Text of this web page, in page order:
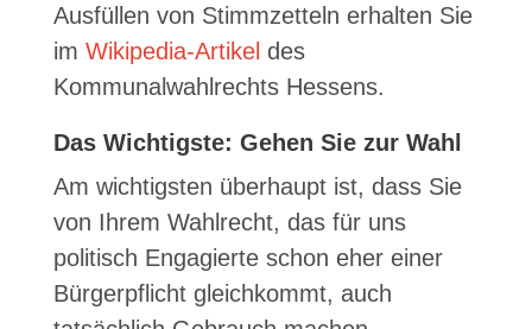
Ausfüllen von Stimmzetteln erhalten Sie
im Wikipedia-Artikel des
Kommunalwahlrechts Hessens.
Das Wichtigste: Gehen Sie zur Wahl
Am wichtigsten überhaupt ist, dass Sie
von Ihrem Wahlrecht, das für uns
politisch Engagierte schon eher einer
Bürgerpflicht gleichkommt, auch